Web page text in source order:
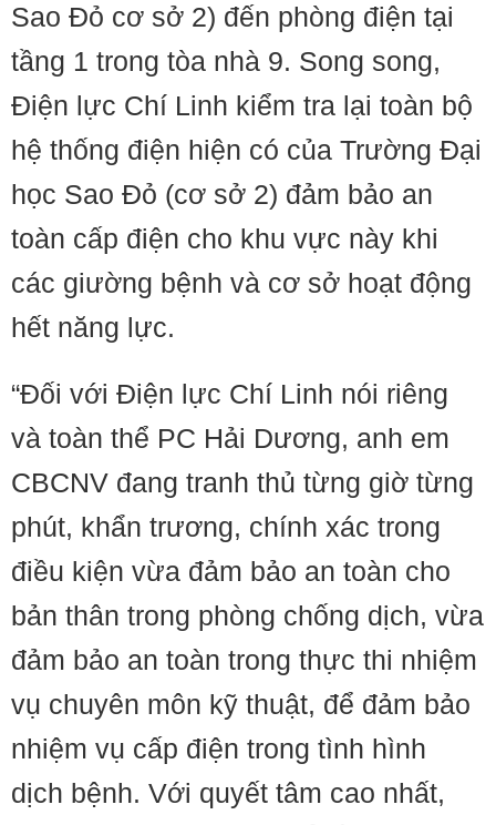
Sao Đỏ cơ sở 2) đến phòng điện tại
tầng 1 trong tòa nhà 9. Song song,
Điện lực Chí Linh kiểm tra lại toàn bộ
hệ thống điện hiện có của Trường Đại
học Sao Đỏ (cơ sở 2) đảm bảo an
toàn cấp điện cho khu vực này khi
các giường bệnh và cơ sở hoạt động
hết năng lực.
“Đối với Điện lực Chí Linh nói riêng
và toàn thể PC Hải Dương, anh em
CBCNV đang tranh thủ từng giờ từng
phút, khẩn trương, chính xác trong
điều kiện vừa đảm bảo an toàn cho
bản thân trong phòng chống dịch, vừa
đảm bảo an toàn trong thực thi nhiệm
vụ chuyên môn kỹ thuật, để đảm bảo
nhiệm vụ cấp điện trong tình hình
dịch bệnh. Với quyết tâm cao nhất,